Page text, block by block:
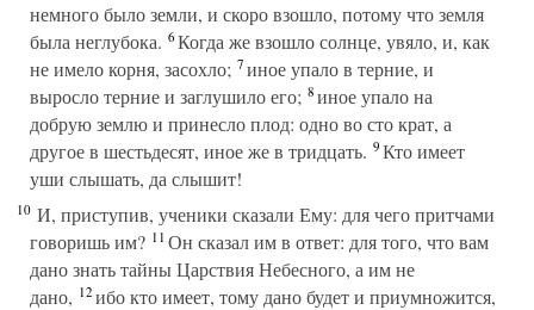
немного было земли, и скоро взошло, потому что земля
была неглубока. 6Когда же взошло солнце, увяло, и, как
не имело корня, засохло; 7иное упало в терние, и
выросло терние и заглушило его; 8иное упало на
добрую землю и принесло плод: одно во сто крат, а
другое в шестьдесят, иное же в тридцать. 9Кто имеет
уши слышать, да слышит!
10 И, приступив, ученики сказали Ему: для чего притчами
говоришь им? 11Он сказал им в ответ: для того, что вам
дано знать тайны Царствия Небесного, а им не
дано, 12ибо кто имеет, тому дано будет и приумножится,